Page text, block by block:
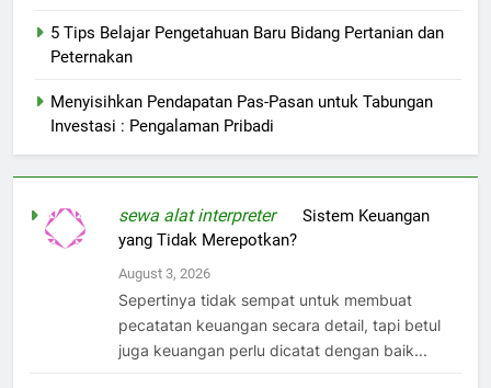
5 Tips Belajar Pengetahuan Baru Bidang Pertanian dan
Peternakan
Menyisihkan Pendapatan Pas-Pasan untuk Tabungan
Investasi : Pengalaman Pribadi
sewa alat interpreteronSistem Keuangan
yang Tidak Merepotkan?
August 3, 2026
Sepertinya tidak sempat untuk membuat
pecatatan keuangan secara detail, tapi betul
juga keuangan perlu dicatat dengan baik...